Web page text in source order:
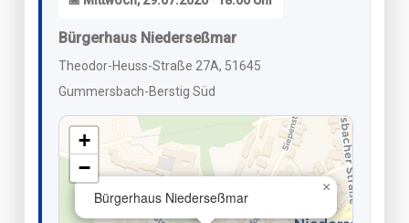
Bürgerhaus Niederseßmar
Theodor-Heuss-Straße 27A, 51645
Gummersbach-Berstig Süd
Bürgerhaus Niederseßmar
×
+
−